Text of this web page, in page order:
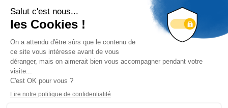
32 rue de Mogador
75 009 Paris
Espace Presse
Trouver un
professionnel
Nous suivre